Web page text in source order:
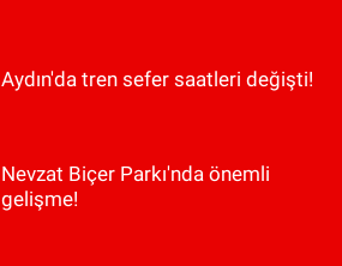
Aydın'da tren sefer saatleri değişti!
Nevzat Biçer Parkı'nda önemli
gelişme!